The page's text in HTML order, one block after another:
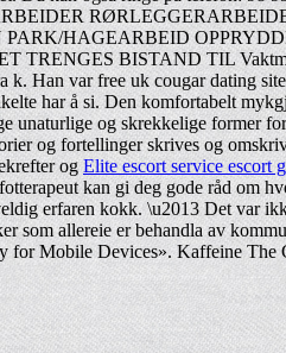
HAGEARBEID
BISTAND TIL
k. Han var free uk cougar dating
har å si. Den komfortabelt
unaturlige og skrekkelige former
og fortellinger skrives og
og Elite escort service escort
kan gi deg gode råd om
erfaren kokk. \u2013 Det var
som allereie er behandla av
for Mobile Devices». Kaffeine The